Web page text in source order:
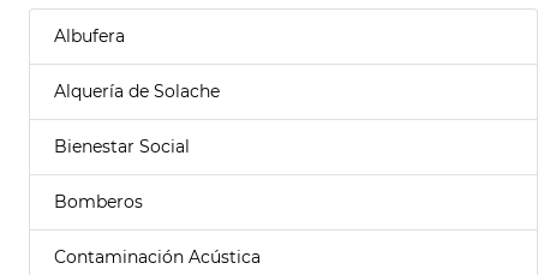
Albufera
Alquería de Solache
Bienestar Social
Bomberos
Contaminación Acústica